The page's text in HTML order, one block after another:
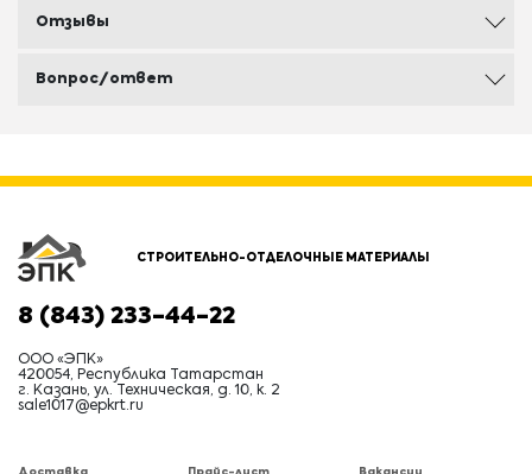
Отзывы
Вопрос/ответ
СТРОИТЕЛЬНО-ОТДЕЛОЧНЫЕ МАТЕРИАЛЫ
8 (843) 233-44-22
ООО «ЭПК»
420054, Республика Татарстан
г. Казань, ул. Техническая, д. 10, к. 2
sale1017@epkrt.ru